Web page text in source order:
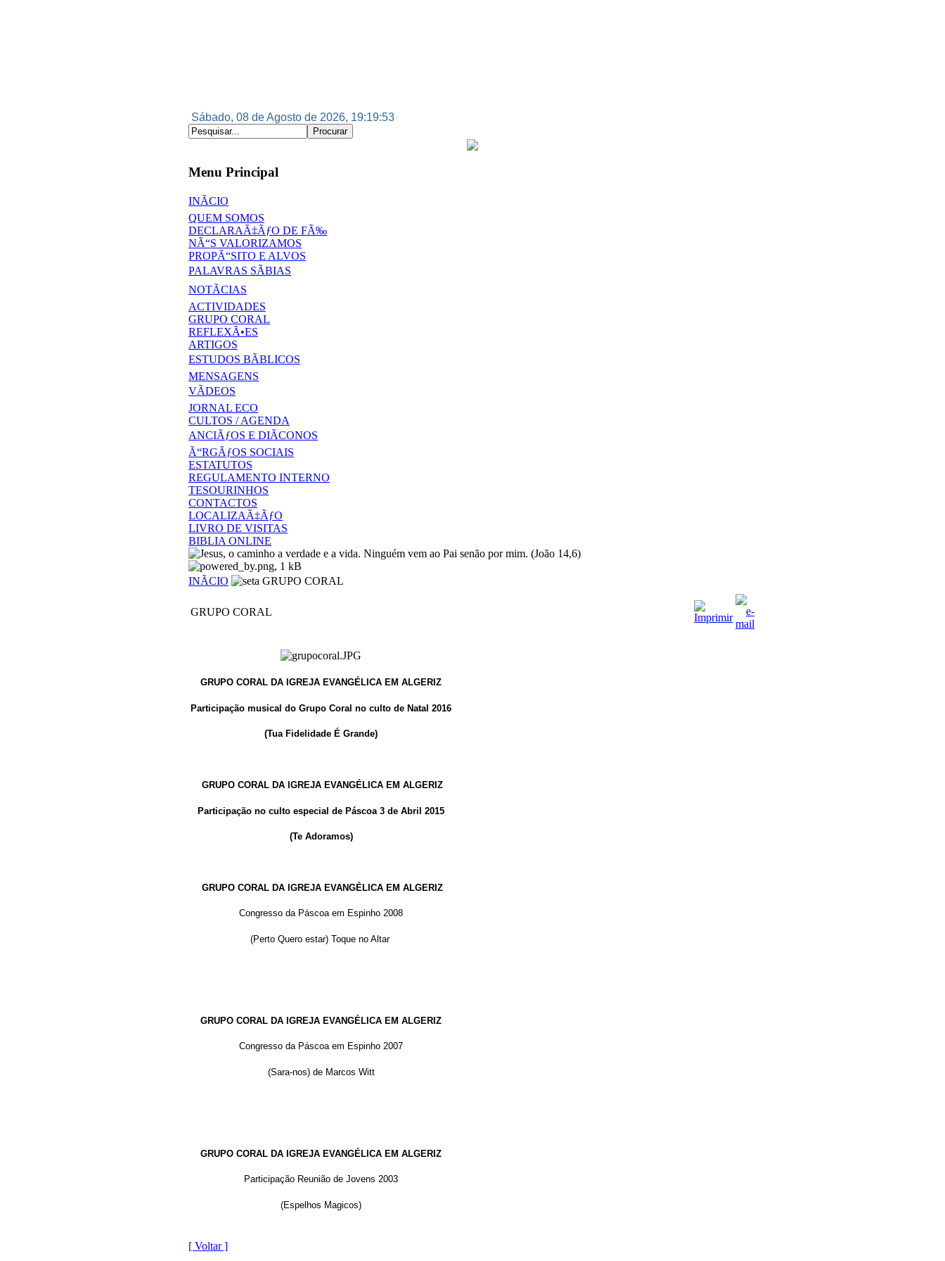
Sábado, 08 de Agosto de 2026, 19:19:53
Menu Principal
INÃCIO
QUEM SOMOS
DECLARAÃ‡ÃƒO DE FÃ‰
NÃ“S VALORIZAMOS
PROPÃ“SITO E ALVOS
PALAVRAS SÃBIAS
NOTÃCIAS
ACTIVIDADES
GRUPO CORAL
REFLEXÃ•ES
ARTIGOS
ESTUDOS BÃBLICOS
MENSAGENS
VÃDEOS
JORNAL ECO
CULTOS / AGENDA
ANCIÃƒOS E DIÃCONOS
Ã“RGÃƒOS SOCIAIS
ESTATUTOS
REGULAMENTO INTERNO
TESOURINHOS
CONTACTOS
LOCALIZAÃ‡ÃƒO
LIVRO DE VISITAS
BIBLIA ONLINE
INÃCIO GRUPO CORAL
GRUPO CORAL
GRUPO CORAL DA IGREJA EVANGÉLICA EM ALGERIZ
Participação musical do Grupo Coral no culto de Natal 2016
(Tua Fidelidade É Grande)
GRUPO CORAL DA IGREJA EVANGÉLICA EM ALGERIZ
Participação no culto especial de Páscoa 3 de Abril 2015
(Te Adoramos)
GRUPO CORAL DA IGREJA EVANGÉLICA EM ALGERIZ
Congresso da Páscoa em Espinho 2008
(Perto Quero estar) Toque no Altar
GRUPO CORAL DA IGREJA EVANGÉLICA EM ALGERIZ
Congresso da Páscoa em Espinho 2007
(Sara-nos) de Marcos Witt
GRUPO CORAL DA IGREJA EVANGÉLICA EM ALGERIZ
Participação Reunião de Jovens 2003
(Espelhos Magicos)
[ Voltar ]